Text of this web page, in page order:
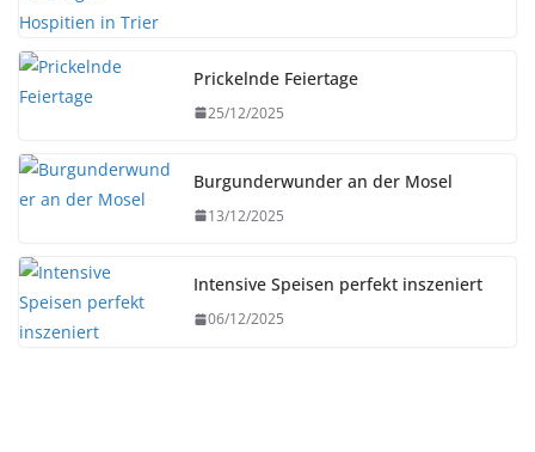
Prickelnde Feiertage
25/12/2025
Burgunderwunder an der Mosel
13/12/2025
Intensive Speisen perfekt inszeniert
06/12/2025